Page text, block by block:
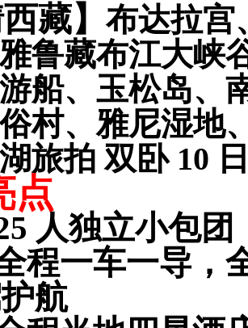
西藏】布达拉宫
鲁藏布江大峡
船、玉松岛、
村、雅尼湿地
旅拍 双卧 10
点
人独立小包
程一车一导，
航